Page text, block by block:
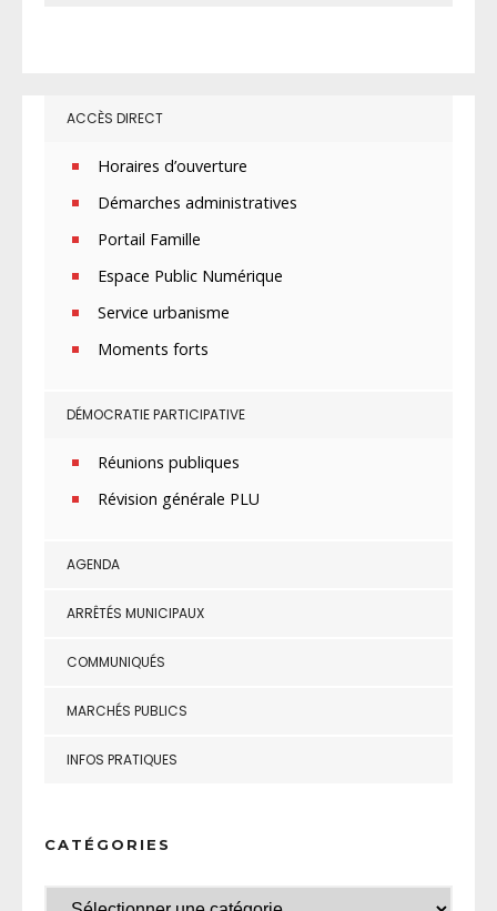
ACCÈS DIRECT
Horaires d’ouverture
Démarches administratives
Portail Famille
Espace Public Numérique
Service urbanisme
Moments forts
DÉMOCRATIE PARTICIPATIVE
Réunions publiques
Révision générale PLU
AGENDA
ARRÊTÉS MUNICIPAUX
COMMUNIQUÉS
MARCHÉS PUBLICS
INFOS PRATIQUES
CATÉGORIES